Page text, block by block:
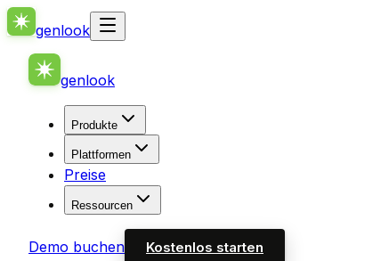
genlook
genlook
Produkte
Plattformen
Preise
Ressourcen
Demo buchen Kostenlos starten